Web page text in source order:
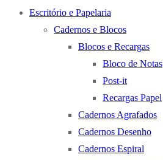
Escritório e Papelaria
Cadernos e Blocos
Blocos e Recargas
Bloco de Notas
Post-it
Recargas Papel
Cadernos Agrafados
Cadernos Desenho
Cadernos Espiral